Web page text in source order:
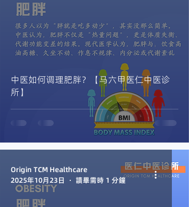
中医如何调理肥胖？【马六甲医仁中医诊
所】
Origin TCM Healthcare
2025年10月23日
讀畢需時 1 分鐘